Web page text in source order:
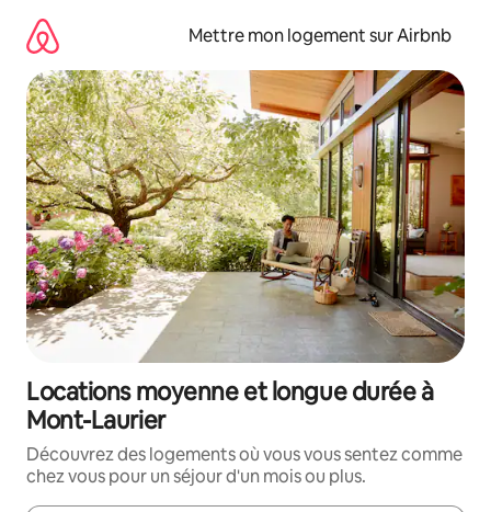
directement
contenu
Mettre mon logement sur Airbnb
Locations moyenne et longue durée à
Mont-Laurier
Découvrez des logements où vous vous sentez comme
chez vous pour un séjour d'un mois ou plus.